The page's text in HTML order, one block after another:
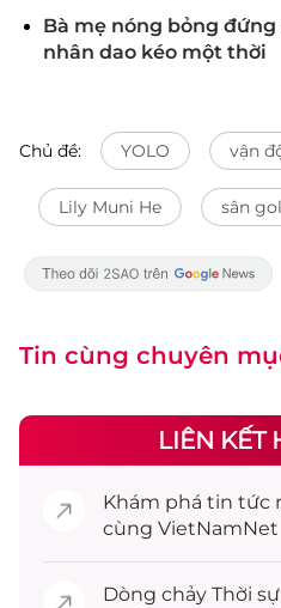
Bà mẹ nóng bỏng
nhân dao kéo một thời
Chủ đề: YOLO vận
Lily Muni He sân
Tin cùng chuyên
LIÊN KẾT
Khám phá tin tức
cùng VietNamNet
Dòng chảy Thời sự